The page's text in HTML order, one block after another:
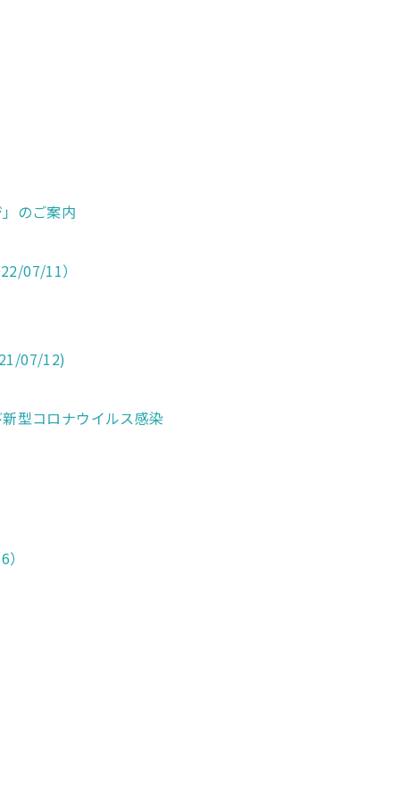
のご案内
07/11）
07/12)
型コロナウイルス感染